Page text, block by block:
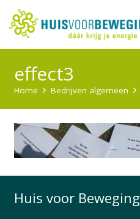
effect3
Home Bedrijven algemeen
Huis voor Beweging